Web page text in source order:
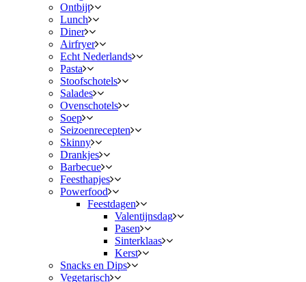
Ontbijt
Lunch
Diner
Airfryer
Echt Nederlands
Pasta
Stoofschotels
Salades
Ovenschotels
Soep
Seizoenrecepten
Skinny
Drankjes
Barbecue
Feesthapjes
Powerfood
Feestdagen
Valentijnsdag
Pasen
Sinterklaas
Kerst
Snacks en Dips
Vegetarisch